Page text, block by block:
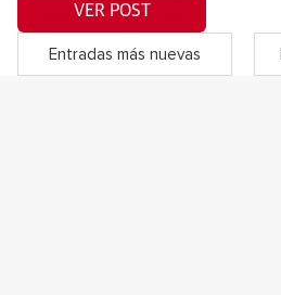
VER POST
Entradas más nuevas